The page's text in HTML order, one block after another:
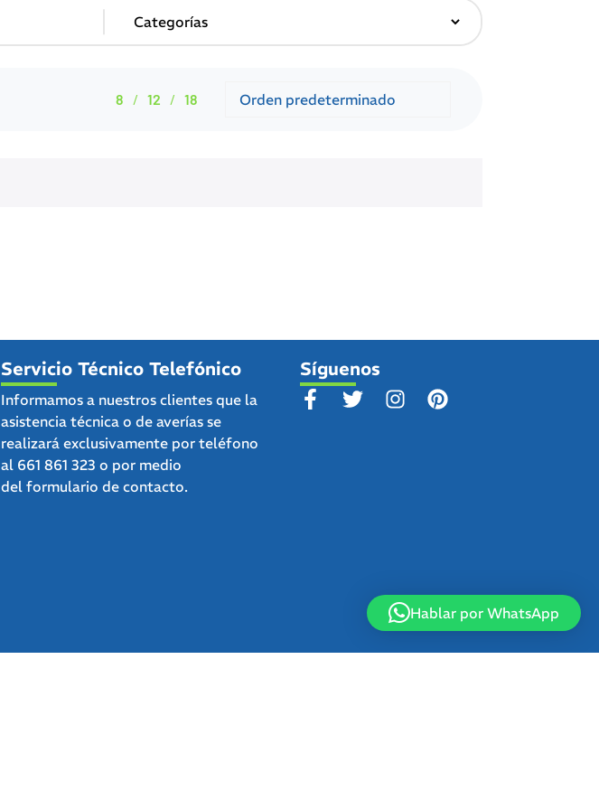
8 12 18
Servicio Técnico Telefónico
Informamos a nuestros clientes que la
asistencia técnica o de averías se
realizará exclusivamente por teléfono
al 661 861 323 o por medio
del formulario de contacto.
Síguenos
Hablar por WhatsApp